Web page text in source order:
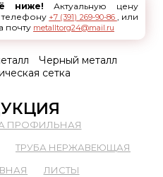
ниже! Актуальную цену
телефону +7 (391) 269-90-86 , или
почту metalltorg24@mail.ru
Черный металл
сетка
ПРОФИЛЬНАЯ
ТРУБА НЕРЖАВЕЮЩАЯ
ЛИСТЫ